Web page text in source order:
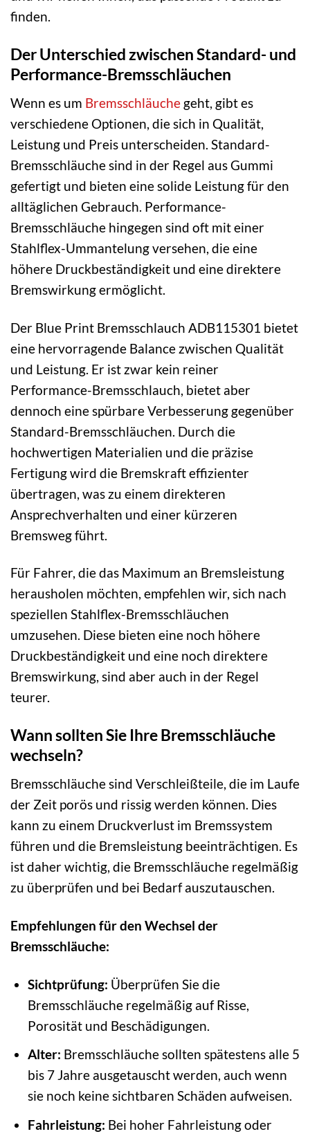
finden.
Der Unterschied zwischen Standard- und
Performance-Bremsschläuchen
Wenn es um Bremsschläuche geht, gibt es
verschiedene Optionen, die sich in Qualität,
Leistung und Preis unterscheiden. Standard-
Bremsschläuche sind in der Regel aus Gummi
gefertigt und bieten eine solide Leistung für den
alltäglichen Gebrauch. Performance-
Bremsschläuche hingegen sind oft mit einer
Stahlflex-Ummantelung versehen, die eine
höhere Druckbeständigkeit und eine direktere
Bremswirkung ermöglicht.
Der Blue Print Bremsschlauch ADB115301 bietet
eine hervorragende Balance zwischen Qualität
und Leistung. Er ist zwar kein reiner
Performance-Bremsschlauch, bietet aber
dennoch eine spürbare Verbesserung gegenüber
Standard-Bremsschläuchen. Durch die
hochwertigen Materialien und die präzise
Fertigung wird die Bremskraft effizienter
übertragen, was zu einem direkteren
Ansprechverhalten und einer kürzeren
Bremsweg führt.
Für Fahrer, die das Maximum an Bremsleistung
herausholen möchten, empfehlen wir, sich nach
speziellen Stahlflex-Bremsschläuchen
umzusehen. Diese bieten eine noch höhere
Druckbeständigkeit und eine noch direktere
Bremswirkung, sind aber auch in der Regel
teurer.
Wann sollten Sie Ihre Bremsschläuche
wechseln?
Bremsschläuche sind Verschleißteile, die im Laufe
der Zeit porös und rissig werden können. Dies
kann zu einem Druckverlust im Bremssystem
führen und die Bremsleistung beeinträchtigen. Es
ist daher wichtig, die Bremsschläuche regelmäßig
zu überprüfen und bei Bedarf auszutauschen.
Empfehlungen für den Wechsel der
Bremsschläuche:
Sichtprüfung: Überprüfen Sie die
Bremsschläuche regelmäßig auf Risse,
Porosität und Beschädigungen.
Alter: Bremsschläuche sollten spätestens alle 5
bis 7 Jahre ausgetauscht werden, auch wenn
sie noch keine sichtbaren Schäden aufweisen.
Fahrleistung: Bei hoher Fahrleistung oder